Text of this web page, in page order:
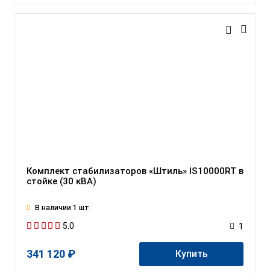
Комплект стабилизаторов «Штиль» IS10000RT в
стойке (30 кВА)
В наличии 1 шт.
5.0 1
341 120 ₽ Купить